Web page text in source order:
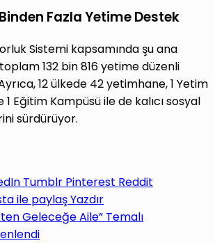
Fazla Yetime Destek
Sistemi kapsamında şu ana
132 bin 816 yetime düzenli
12 ülkede 42 yetimhane, 1 Yetim
Eğitim Kampüsü ile de kalıcı sosyal
sürdürüyor.
Tumblr Pinterest Reddit
ile paylaşYazdır
Geleceğe Aile” Temalı